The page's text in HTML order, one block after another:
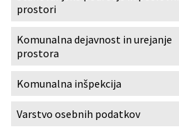
prostori
Komunalna dejavnost in urejanje
prostora
Komunalna inšpekcija
Varstvo osebnih podatkov
Izobraževanje
Kultura, šport in turizem
Sociala in zdravstvo
Skupna občinska uprava